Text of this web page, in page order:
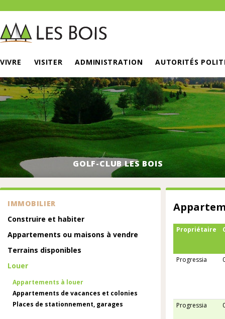
VIVRE VISITER ADMINISTRATION AUTORITÉS
GOLF-CLUB LES BOIS
IMMOBILIER
Construire et habiter
Appartements ou maisons à vendre
Terrains disponibles
Louer
Appartements à louer
Appartements de vacances et colonies
Places de stationnement, garages
Propriétaire
Progressia
Progressia